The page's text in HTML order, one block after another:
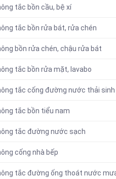
tắc bồn cầu, bệ xí
tắc bồn rửa bát, rửa chén
bồn rửa chén, chậu rửa bát
tắc bồn rửa mặt, lavabo
tắc cống đường nước thải
tắc bồn tiểu nam
tắc đường nước sạch
cống nhà bếp
tắc đường ống thoát nước